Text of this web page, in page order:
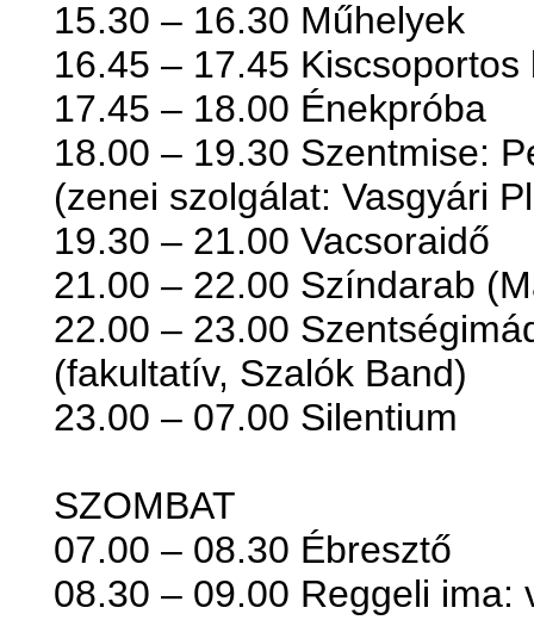
15.30 – 16.30 Műhelyek
16.45 – 17.45 Kiscsoportos
17.45 – 18.00 Énekpróba
18.00 – 19.30 Szentmise:
(zenei szolgálat: Vasgyári
19.30 – 21.00 Vacsoraidő
21.00 – 22.00 Színdarab
22.00 – 23.00
(fakultatív, Szalók Band)
23.00 – 07.00 Silentium
SZOMBAT
07.00 – 08.30 Ébresztő
08.30 – 09.00 Reggeli ima: